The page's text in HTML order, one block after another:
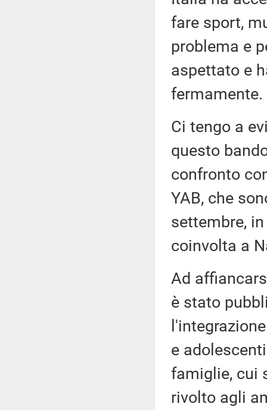
fare sport,
problema e
aspettato e
fermamente.
Ci tengo a
questo
confronto
YAB, che
settembre,
coinvolta a
Ad
è stato
e
famiglie, cui
rivolto agli